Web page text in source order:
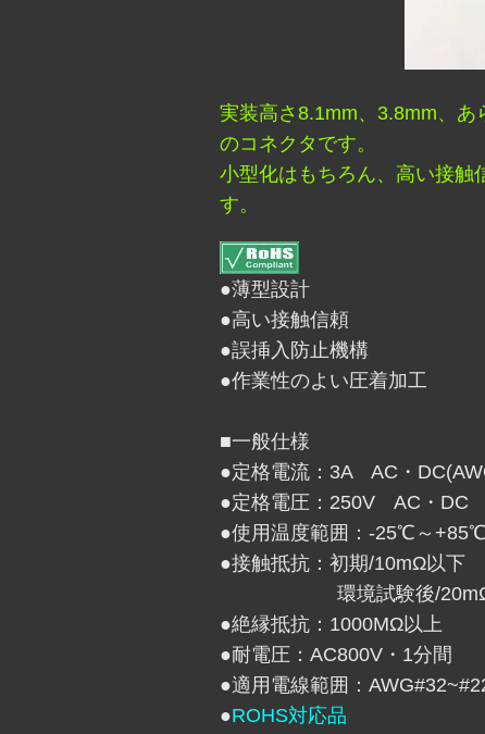
実装高さ8.1mm、3.8mm、
のコネクタです。
小型化はもちろん、高い接触
す。
●薄型設計
●高い接触信頼
●誤挿入防止機構
●作業性のよい圧着加工
■一般仕様
●定格電流：3A AC・
●定格電圧：250V AC・DC
●使用温度範囲：-25℃～
●接触抵抗：初期/10mΩ以下
環境試験後/20mΩ
●絶縁抵抗：1000MΩ以上
●耐電圧：AC800V・1分間
●適用電線範囲：
●ROHS対応品